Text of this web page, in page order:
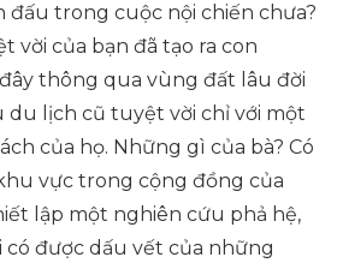
đấu trong cuộc nội chiến chưa?
vời của bạn đã tạo ra con
thông qua vùng đất lâu đời
du lịch cũ tuyệt vời chỉ với một
của họ. Những gì của bà? Có
vực trong cộng đồng của
lập một nghiên cứu phả hệ,
có được dấu vết của những